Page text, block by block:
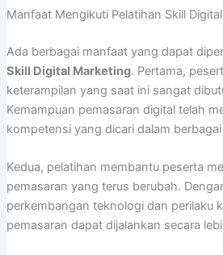
Manfaat Mengikuti Pelatihan Skill
Ada berbagai manfaat yang dapat
Skill Digital Marketing. Pertama,
keterampilan yang saat ini sangat
Kemampuan pemasaran digital telah
kompetensi yang dicari dalam
Kedua, pelatihan membantu peserta
pemasaran yang terus berubah.
perkembangan teknologi dan perilaku
pemasaran dapat dijalankan secara